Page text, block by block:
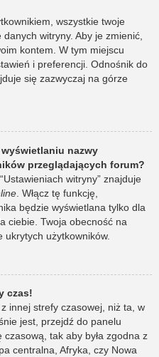
wszystkie twoje
witryny. Aby je zmienić,
kontem. W tym miejscu
i preferencji. Odnośnik do
się zazwyczaj na górze
nazwy
przeglądających forum?
witryny” znajduje
. Włącz tę funkcję,
będzie wyświetlana tylko dla
ciebie. Twoja obecność na
użytkowników.
czas!
innej strefy czasowej, niż ta, w
jest, przejdź do panelu
tak aby była zgodna z
centralna, Afryka, czy Nowa